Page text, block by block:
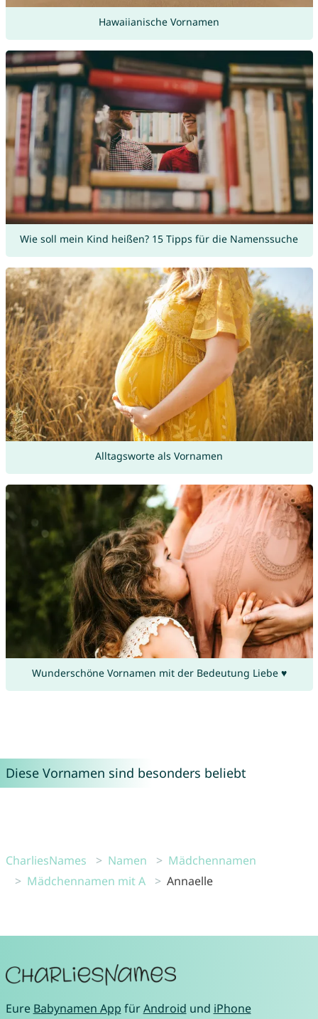
Hawaiianische Vornamen
Wie soll mein Kind heißen? 15 Tipps für die Namenssuche
Alltagsworte als Vornamen
Wunderschöne Vornamen mit der Bedeutung Liebe ♥
Diese Vornamen sind besonders beliebt
CharliesNames Namen
Mädchennamen
Mädchennamen mit A
Annaelle
Eure Babynamen App fürAndroid und iPhone